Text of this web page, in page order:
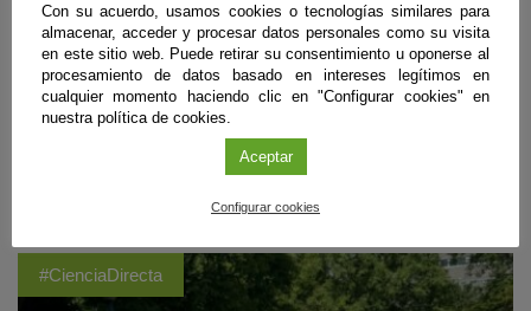
ÚLTIMAS PUBLICACIONES
#CienciaDirecta
Con su acuerdo, usamos cookies o tecnologías similares para
almacenar, acceder y procesar datos personales como su visita
en este sitio web. Puede retirar su consentimiento u oponerse al
procesamiento de datos basado en intereses legítimos en
cualquier momento haciendo clic en "Configurar cookies" en
nuestra política de cookies.
Aceptar
Configurar cookies